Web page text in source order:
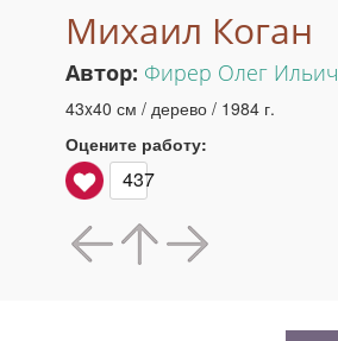
Михаил Коган
Автор: Фирер Олег Ильич
43x40 см / дерево / 1984 г.
Оцените работу:
437